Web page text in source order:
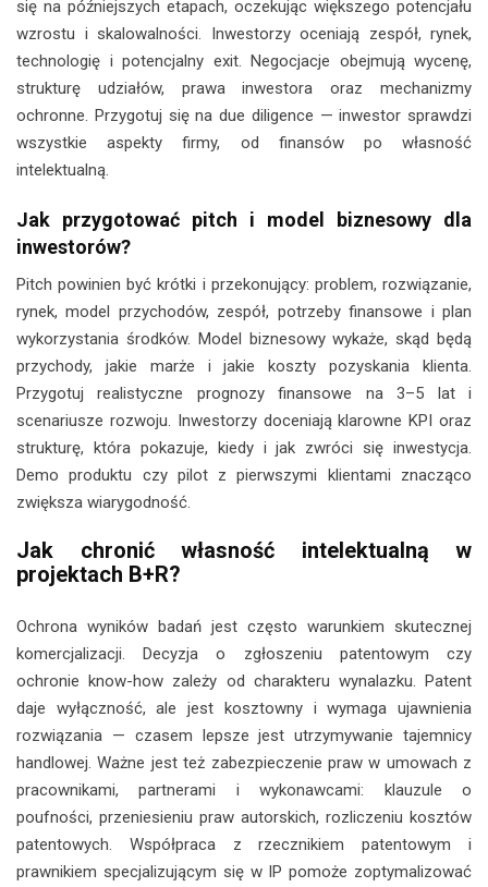
się na późniejszych etapach, oczekując większego potencjału
wzrostu i skalowalności. Inwestorzy oceniają zespół, rynek,
technologię i potencjalny exit. Negocjacje obejmują wycenę,
strukturę udziałów, prawa inwestora oraz mechanizmy
ochronne. Przygotuj się na due diligence — inwestor sprawdzi
wszystkie aspekty firmy, od finansów po własność
intelektualną.
Jak przygotować pitch i model biznesowy dla
inwestorów?
Pitch powinien być krótki i przekonujący: problem, rozwiązanie,
rynek, model przychodów, zespół, potrzeby finansowe i plan
wykorzystania środków. Model biznesowy wykaże, skąd będą
przychody, jakie marże i jakie koszty pozyskania klienta.
Przygotuj realistyczne prognozy finansowe na 3–5 lat i
scenariusze rozwoju. Inwestorzy doceniają klarowne KPI oraz
strukturę, która pokazuje, kiedy i jak zwróci się inwestycja.
Demo produktu czy pilot z pierwszymi klientami znacząco
zwiększa wiarygodność.
Jak chronić własność intelektualną w
projektach B+R?
Ochrona wyników badań jest często warunkiem skutecznej
komercjalizacji. Decyzja o zgłoszeniu patentowym czy
ochronie know-how zależy od charakteru wynalazku. Patent
daje wyłączność, ale jest kosztowny i wymaga ujawnienia
rozwiązania — czasem lepsze jest utrzymywanie tajemnicy
handlowej. Ważne jest też zabezpieczenie praw w umowach z
pracownikami, partnerami i wykonawcami: klauzule o
poufności, przeniesieniu praw autorskich, rozliczeniu kosztów
patentowych. Współpraca z rzecznikiem patentowym i
prawnikiem specjalizującym się w IP pomoże zoptymalizować